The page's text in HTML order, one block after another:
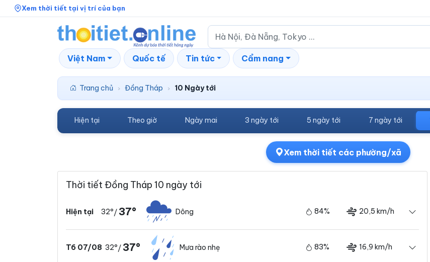
Xem thời tiết tại vị trí của bạn
Việt Nam Quốc tế Tin tức Cẩm nang
Trang chủ › Đồng Tháp › 10 Ngày tới
Hiện tại Theo giờ Ngày mai 3 ngày tới 5 ngày tới 7 ngày tới
Xem thời tiết các phường/xã
Thời tiết Đồng Tháp 10 ngày tới
Hiện tại 32°/37° Dông 84% 20,5 km/h
T6 07/08 32°/37° Mưa rào nhẹ 83% 16,9 km/h